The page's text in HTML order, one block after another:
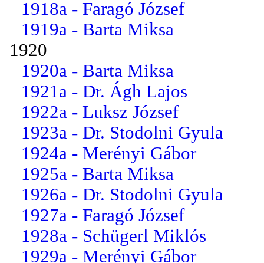
1918a - Faragó József
1919a - Barta Miksa
1920
1920a - Barta Miksa
1921a - Dr. Ágh Lajos
1922a - Luksz József
1923a - Dr. Stodolni Gyula
1924a - Merényi Gábor
1925a - Barta Miksa
1926a - Dr. Stodolni Gyula
1927a - Faragó József
1928a - Schügerl Miklós
1929a - Merényi Gábor